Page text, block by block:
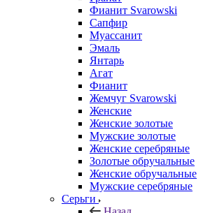
Фианит Svarowski
Сапфир
Муассанит
Эмаль
Янтарь
Агат
Фианит
Жемчуг Svarowski
Женские
Женские золотые
Мужские золотые
Женские серебряные
Золотые обручальные
Женские обручальные
Мужские серебряные
Серьги